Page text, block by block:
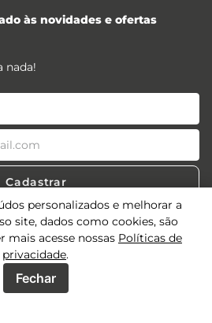
personalizados e melhorar a
site, dados como cookies, são
mais acesse nossas Políticas de
privacidade.
Fechar
às novidades e ofertas
nada!
Cadastrar